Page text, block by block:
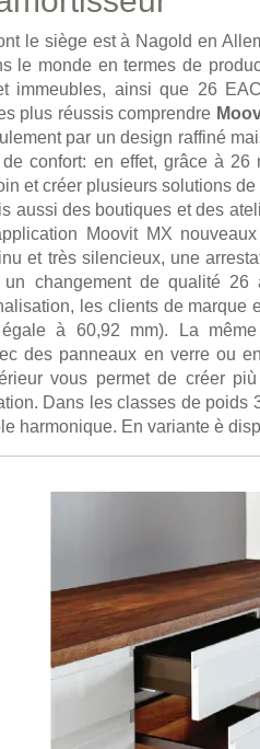
le siège est à Nagold en
le monde en termes de
immeubles, ainsi que 26
plus réussis comprendre
par un design raffiné
confort: en effet, grâce à
et créer plusieurs solutions
aussi des boutiques et des
Moovit MX
et très silencieux, une
un changement de qualité
les clients de marque
à 60,92 mm). La
des panneaux en verre ou
vous permet de créer
Dans les classes de
harmonique. En variante è